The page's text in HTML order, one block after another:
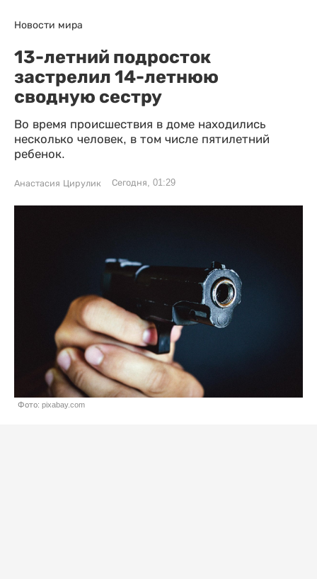
Новости мира
13-летний подросток
застрелил 14-летнюю
сводную сестру
Во время происшествия в доме находились
несколько человек, в том числе пятилетний
ребенок.
Анастасия Цирулик Сегодня, 01:29
Фото: pixabay.com